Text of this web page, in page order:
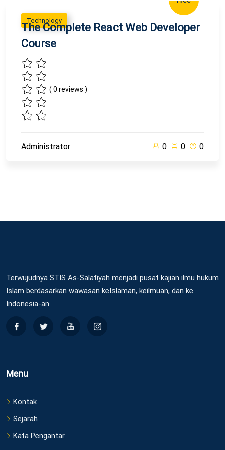
Technology
The Complete React Web Developer
Course
( 0 reviews )
Administrator 0 0 0
Terwujudnya STIS As-Salafiyah menjadi pusat kajian ilmu hukum
Islam berdasarkan wawasan keIslaman, keilmuan, dan ke
Indonesia-an.
Menu
Kontak
Sejarah
Kata Pengantar